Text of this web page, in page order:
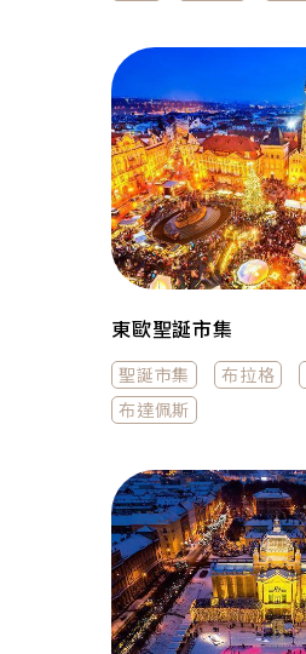
東歐聖誕市集
聖誕市集 布拉格
布達佩斯